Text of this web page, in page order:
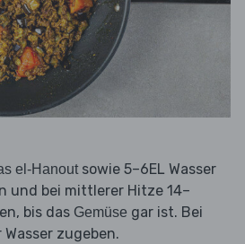
el-Hanoutsowie 5–6EL Wasser
und bei mittlerer Hitze 14–
bis das Gemüse gar ist. Bei
zugeben.